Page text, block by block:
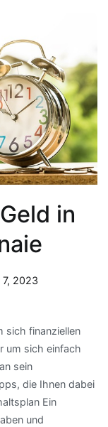
in
7, 2023
sich finanziellen
um sich einfach
sein
die Ihnen dabei
Ein
und